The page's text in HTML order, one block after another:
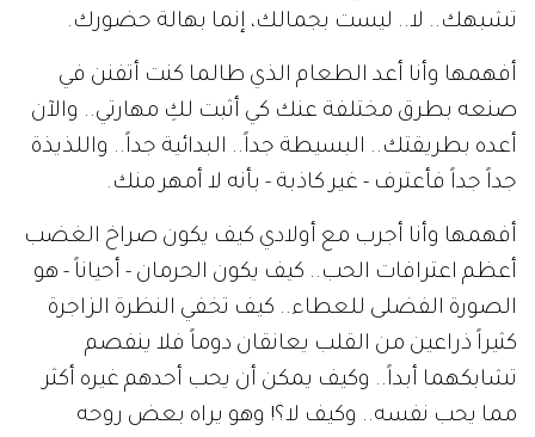
تشبهك.. لا.. ليست بجمالك، إنما بهالة حضورك.
أفهمها وأنا أعد الطعام الذي طالما كنت أتفنن في
صنعه بطرق مختلفة عنك كي أثبت لكِ مهارتي.. والآن
أعده بطريقتك.. البسيطة جداً.. البدائية جداً.. واللذيذة
جداً جداً فأعترف - غير كاذبة - بأنه لا أمهر منك.
أفهمها وأنا أجرب مع أولادي كيف يكون صراخ الغضب
أعظم اعترافات الحب.. كيف يكون الحرمان - أحياناً - هو
الصورة الفضلى للعطاء.. كيف تخفي النظرة الزاجرة
كثيراً ذراعين من القلب يعانقان دوماً فلا ينفصم
تشابكهما أبداً.. وكيف يمكن أن يحب أحدهم غيره أكثر
مما يحب نفسه.. وكيف لا؟! وهو يراه بعض روحه